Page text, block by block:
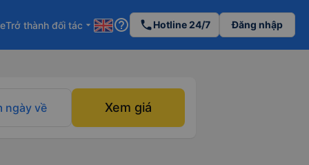
Trở thành đối tác arrow_drop_down help_outline phoneHotline 24/7 Đăng nhập
ngày về Xem giá